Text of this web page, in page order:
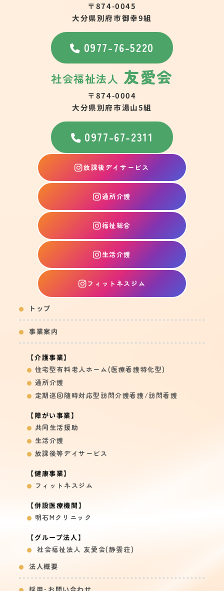
〒874-0045
大分県別府市御幸9組
0977-76-5220
社会福祉法人 友愛会
〒874-0004
大分県別府市湯山5組
0977-67-2311
放課後デイサービス
通所介護
福祉総合
生活介護
フィットネスジム
トップ
事業案内
【介護事業】
住宅型有料老人ホーム(医療看護特化型)
通所介護
定期巡回随時対応型訪問介護看護/訪問看護
【障がい事業】
共同生活援助
生活介護
放課後等デイサービス
【健康事業】
フィットネスジム
【併設医療機関】
明石Mクリニック
【グループ法人】
社会福祉法人 友愛会(静雲荘)
法人概要